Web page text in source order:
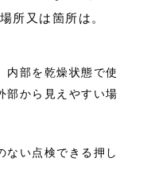
所又は箇所は。
内部を乾燥状態で使
部から見えやすい場
ない点検できる押し